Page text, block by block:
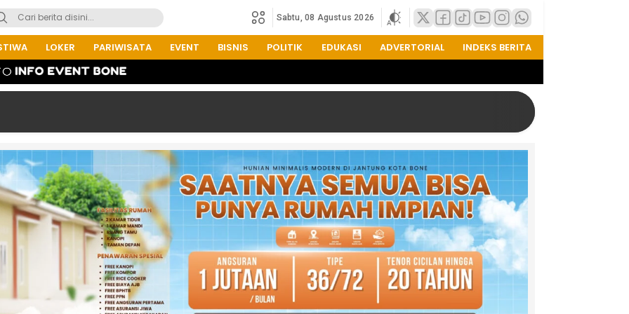
Sabtu, 08 Agustus 2026
LOKER PARIWISATA EVENT BISNIS POLITIK EDUKASI ADVERTORIAL
INDEKS BERITA